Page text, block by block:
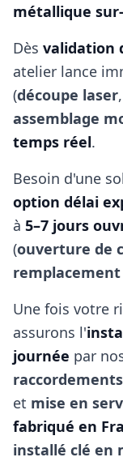
métallique
Dès validation
atelier lance
(découpe laser,
assemblage
temps réel.
Besoin d'une
option délai
à 5–7 jours
(ouverture de
Une fois votre
assurons l'
journée par
et mise en
fabriqué en
installé clé en